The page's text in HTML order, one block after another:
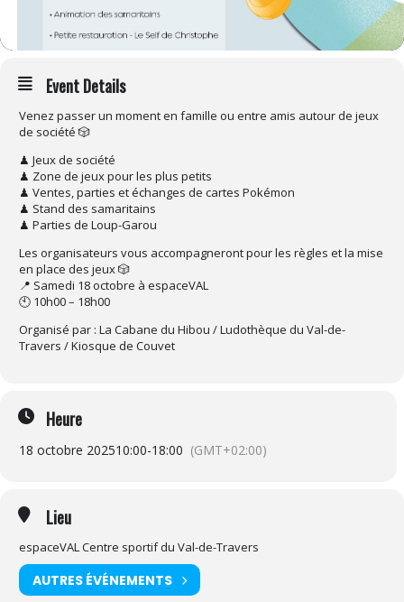
Event Details
Venez passer un moment en famille ou entre amis autour de jeux
de société 🎲
♟ Jeux de société
♟ Zone de jeux pour les plus petits
♟ Ventes, parties et échanges de cartes Pokémon
♟ Stand des samaritains
♟ Parties de Loup-Garou
Les organisateurs vous accompagneront pour les règles et la mise
en place des jeux 🎲
📍 Samedi 18 octobre à espaceVAL
🕙 10h00 – 18h00
Organisé par : La Cabane du Hibou / Ludothèque du Val-de-
Travers / Kiosque de Couvet
Heure
18 octobre 202510:00-18:00 (GMT+02:00)
Lieu
espaceVAL Centre sportif du Val-de-Travers
AUTRES ÉVÉNEMENTS